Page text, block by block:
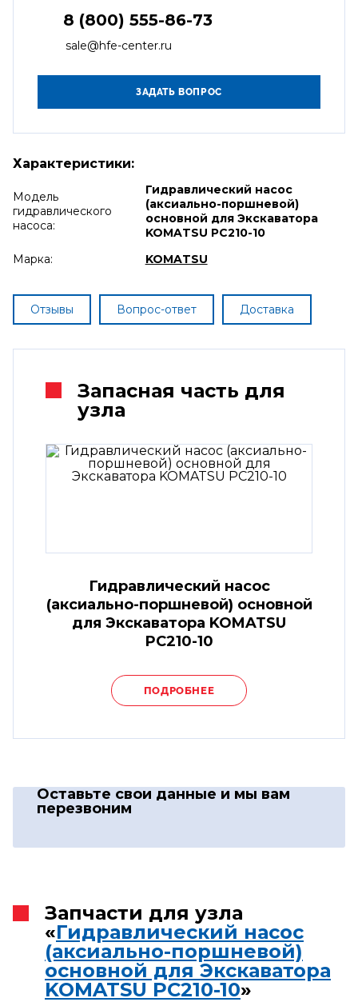
8 (800) 555-86-73
sale@hfe-center.ru
Характеристики:
Модель
гидравлического
насоса:
Гидравлический насос
(аксиально-поршневой)
основной для Экскаватора
KOMATSU PC210-10
Марка:
KOMATSU
Отзывы Вопрос-ответ Доставка
Запасная часть для
узла
Гидравлический насос
(аксиально-поршневой) основной
для Экскаватора KOMATSU
PC210-10
ПОДРОБНЕЕ
Оставьте свои данные и мы вам
перезвоним
Запчасти для узла
«Гидравлический насос
(аксиально-поршневой)
основной для Экскаватора
KOMATSU PC210-10»